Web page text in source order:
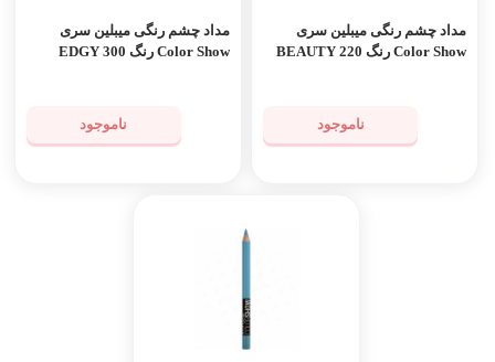
مداد چشم رنگی میبلین سری
Color Show رنگ 220 BEAUTY
ناموجود
مداد چشم رنگی میبلین سری
Color Show رنگ 300 EDGY
ناموجود